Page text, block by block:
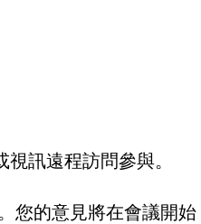
視訊遠程訪問參與。
您的意見將在會議開始